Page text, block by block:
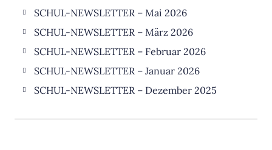
SCHUL-NEWSLETTER – Mai 2026
SCHUL-NEWSLETTER – März 2026
SCHUL-NEWSLETTER – Februar 2026
SCHUL-NEWSLETTER – Januar 2026
SCHUL-NEWSLETTER – Dezember 2025